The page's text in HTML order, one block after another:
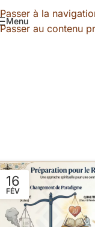
Passer à la
Passer au contenu
Menu
16
FÉV